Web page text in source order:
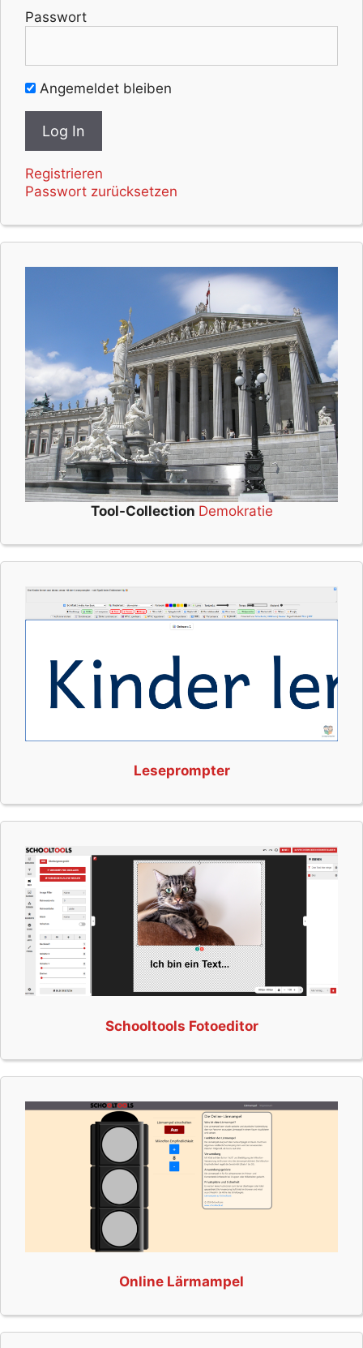
Passwort
Angemeldet bleiben
Registrieren
Passwort zurücksetzen
Tool-Collection Demokratie
Leseprompter
Schooltools Fotoeditor
Online Lärmampel